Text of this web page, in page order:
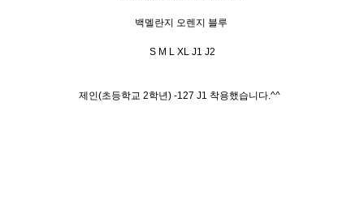
백멜란지 오렌지 블루
S M L XL J1 J2
제인(초등학교 2학년) -127 J1 착용했습니다.^^